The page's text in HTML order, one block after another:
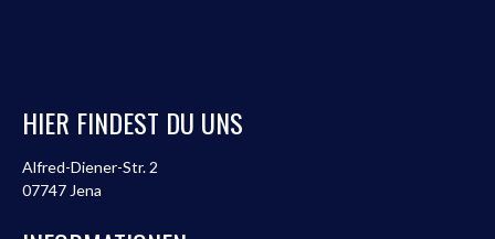
HIER FINDEST DU UNS
Alfred-Diener-Str. 2
07747 Jena